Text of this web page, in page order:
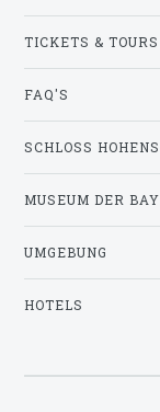
TICKETS & TOURS
FAQ'S
SCHLOSS
MUSEUM DER
UMGEBUNG
HOTELS